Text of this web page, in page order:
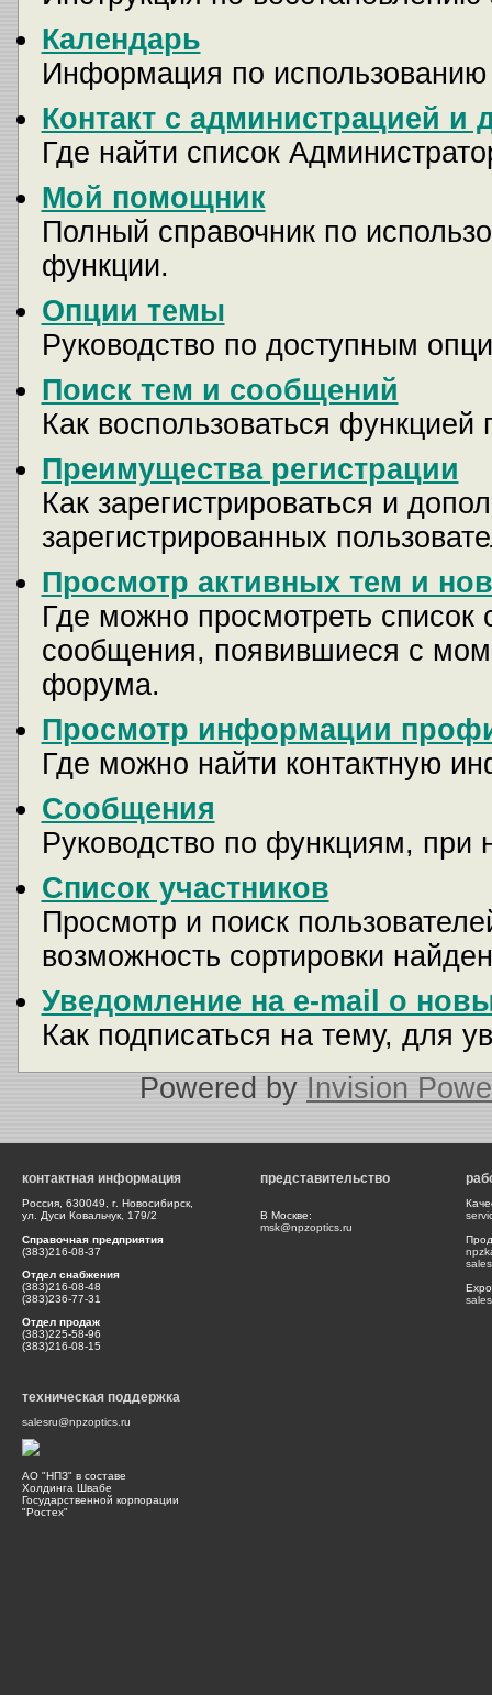
Календарь
Информация по
Контакт с администрацией
Где найти список
Мой помощник
Полный справочник по
функции.
Опции темы
Руководство по доступным
Поиск тем и сообщений
Как воспользоваться функцией
Преимущества регистрации
Как зарегистрироваться и
зарегистрированных
Просмотр активных тем и
Где можно просмотреть
сообщения, появившиеся с
форума.
Просмотр информации
Где можно найти контактную
Сообщения
Руководство по функциям, при
Список участников
Просмотр и поиск
возможность сортировки
Уведомление на e-mail о
Как подписаться на тему, для
Powered by Invision
контактная информация
Россия, 630049, г. Новосибирск,
ул. Дуси Ковальчук, 179/2
Справочная предприятия
(383)216-08-37
Отдел снабжения
(383)216-08-48
(383)236-77-31
Отдел продаж
(383)225-58-96
(383)216-08-15
представительство
В Москве:
msk@npzoptics.ru
техническая поддержка
salesru@npzoptics.ru
АО "НПЗ" в составе
Холдинга Швабе
Государственной корпорации
"Ростех"